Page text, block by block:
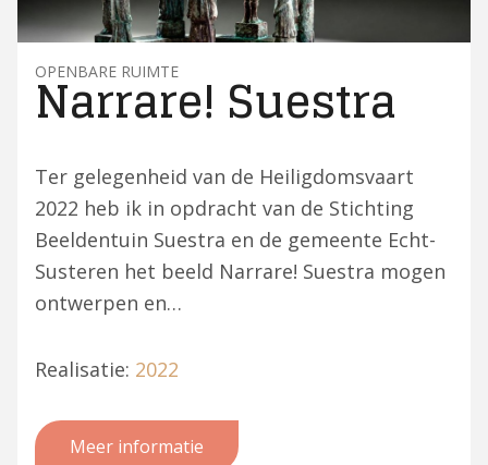
Narrare! Suestra
OPENBARE RUIMTE
Ter gelegenheid van de Heiligdomsvaart
2022 heb ik in opdracht van de Stichting
Beeldentuin Suestra en de gemeente Echt-
Susteren het beeld Narrare! Suestra mogen
ontwerpen en…
Realisatie: 2022
Meer informatie